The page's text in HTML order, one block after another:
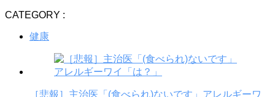
CATEGORY :
健康
［悲報］主治医「(食べられ)ないです」アレルギーワ